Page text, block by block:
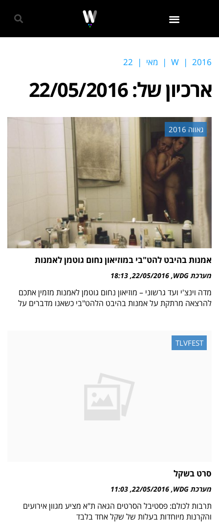
W | 2016
| מאי |
22
ארכיון של:22/05/2016
גאווה 2016
אמנות בהיבט להט"בי במוזיאון נחום גוטמן לאמנות
מערכת WDG 22/05/2016
18:13
מדה וינצ'י ועד גרשוני – מוזיאון נחום גוטמן לאמנות מזמין אתכם
להרצאה מרתקת על אמנות בהיבט הלהט"בי כשאנו מדברים על
TLVFEST
סרט בשקל
מערכת WDG 22/05/2016
11:03
תרבות לכולם: פסטיבל הסרטים הגאה ת"א מציע מגוון אירועים
והקרנות מיוחדות בעלות של שקל אחד בלבד